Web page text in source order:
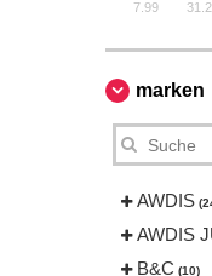
7.99
marken
AWDIS
AWDIS
B&C (10)